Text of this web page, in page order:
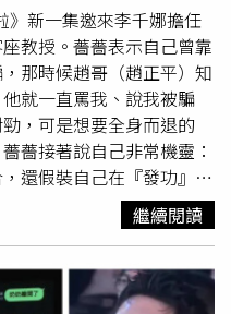
在懂得還是要保護自己，
被問到理想對象，他答
的事情，我就會想跟他長
想要的樣子，現在要找比
景嵐公開為他開出徵友條
緒穩定的人追！」他則大
》新一集邀來李千娜擔任
教授。薔薔表示自己曾靠
那時候趙哥（趙正平）知
就一直罵我、說我被騙
，可是想要全身而退的
薔接著說自己非常機靈：
還假裝自己在『發功』說
有被保佑，最近都有改
有傳訊息來關心我，叫我
他們真的蠻奇怪的。」她
他們上新聞了，被殺的那個
時候我爸爸聽到記者說我
繼續閱讀